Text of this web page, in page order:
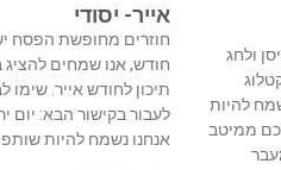
ולחג
להיות
ממיטב
אייר- יסודי
חוזרים מחופשת הפסח
חודש, אנו שמחים להציג
תיכון לחודש אייר. שימו
לעבור בקישור הבא: יום
אנחנו נשמח להיות